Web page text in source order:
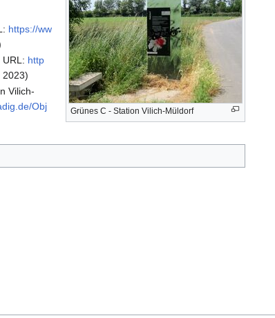
Grünes C - Station Vilich-Müldorf
https://ww
URL: http
2023)
Vilich-
Obj